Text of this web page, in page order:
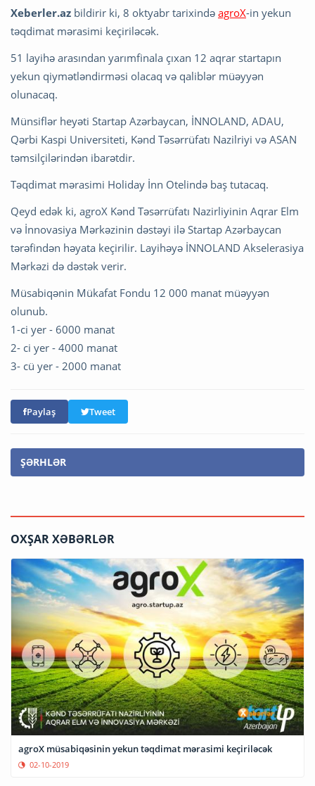
Xeberler.az bildirir ki, 8 oktyabr tarixində agroX-in yekun
təqdimat mərasimi keçiriləcək.
51 layihə arasından yarımfinala çıxan 12 aqrar startapın
yekun qiymətləndirməsi olacaq və qaliblər müəyyən
olunacaq.
Münsiflər heyəti Startap Azərbaycan, İNNOLAND, ADAU,
Qərbi Kaspi Universiteti, Kənd Təsərrüfatı Nazilriyi və ASAN
təmsilçilərindən ibarətdir.
Təqdimat mərasimi Holiday İnn Otelində baş tutacaq.
Qeyd edək ki, agroX Kənd Təsərrüfatı Nazirliyinin Aqrar Elm
və İnnovasiya Mərkəzinin dəstəyi ilə Startap Azərbaycan
tərəfindən həyata keçirilir. Layihəyə İNNOLAND Akselerasiya
Mərkəzi də dəstək verir.
Müsabiqənin Mükafat Fondu 12 000 manat müəyyən
olunub.
1-ci yer - 6000 manat
2- ci yer - 4000 manat
3- cü yer - 2000 manat
Paylaş Tweet
ŞƏRHLƏR
OXŞAR XƏBƏRLƏR
agroX müsabiqəsinin yekun təqdimat mərasimi keçiriləcək
02-10-2019